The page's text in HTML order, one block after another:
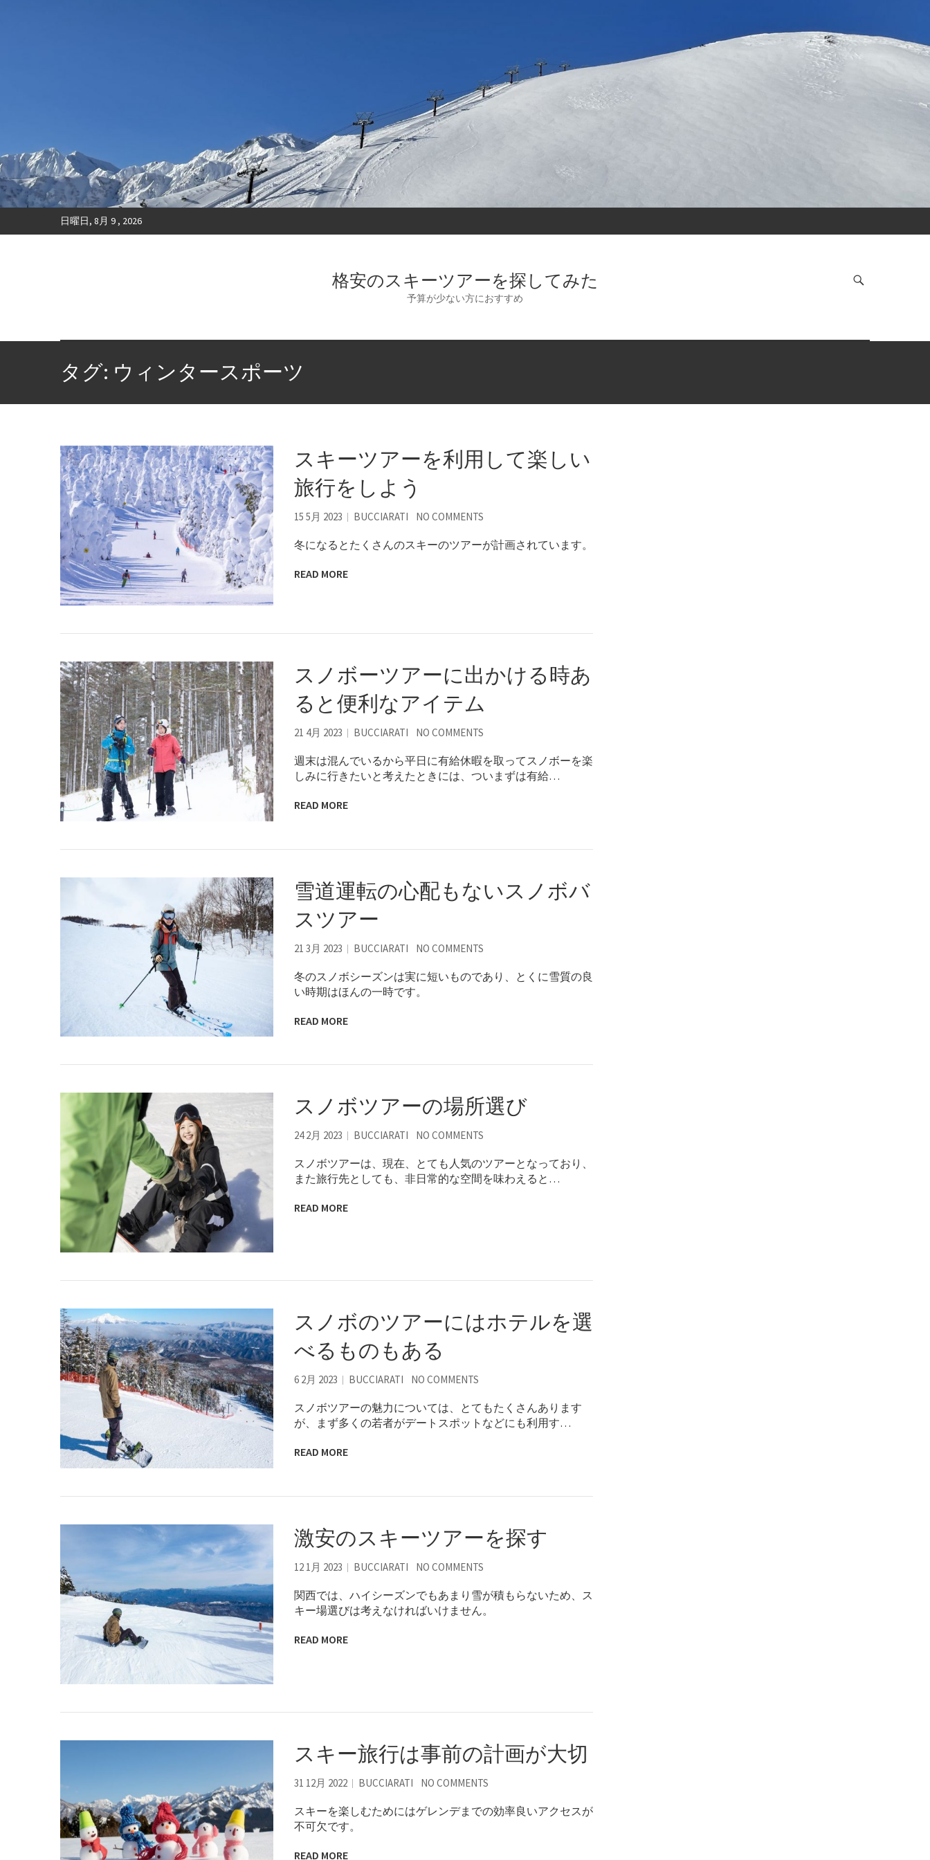
日曜日, 8月 9 , 2026
格安のスキーツアーを探してみた
予算が少ない方におすすめ
タグ: ウィンタースポーツ
スキーツアーを利用して楽しい
旅行をしよう
15 5月 2023 BUCCIARATI NO COMMENTS
冬になるとたくさんのスキーのツアーが計画されています。
READ MORE
スノボーツアーに出かける時あ
ると便利なアイテム
21 4月 2023 BUCCIARATI NO COMMENTS
週末は混んでいるから平日に有給休暇を取ってスノボーを楽
しみに行きたいと考えたときには、ついまずは有給…
READ MORE
雪道運転の心配もないスノボバ
スツアー
21 3月 2023 BUCCIARATI NO COMMENTS
冬のスノボシーズンは実に短いものであり、とくに雪質の良
い時期はほんの一時です。
READ MORE
スノボツアーの場所選び
24 2月 2023 BUCCIARATI NO COMMENTS
スノボツアーは、現在、とても人気のツアーとなっており、
また旅行先としても、非日常的な空間を味わえると…
READ MORE
スノボのツアーにはホテルを選
べるものもある
6 2月 2023 BUCCIARATI NO COMMENTS
スノボツアーの魅力については、とてもたくさんあります
が、まず多くの若者がデートスポットなどにも利用す…
READ MORE
激安のスキーツアーを探す
12 1月 2023 BUCCIARATI NO COMMENTS
関西では、ハイシーズンでもあまり雪が積もらないため、ス
キー場選びは考えなければいけません。
READ MORE
スキー旅行は事前の計画が大切
31 12月 2022 BUCCIARATI NO COMMENTS
スキーを楽しむためにはゲレンデまでの効率良いアクセスが
不可欠です。
READ MORE